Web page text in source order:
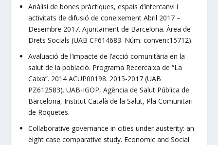
Anàlisi de bones pràctiques, espais d’intercanvi i
activitats de difusió de coneixement Abril 2017 –
Desembre 2017. Ajuntament de Barcelona. Àrea de
Drets Socials (UAB CF614683. Núm. conveni:15712).
Avaluació de l’impacte de l’acció comunitària en la
salut de la població. Programa Recercaixa de “La
Caixa”. 2014 ACUP00198. 2015-2017 (UAB
PZ612583). UAB-IGOP, Agència de Salut Pública de
Barcelona, Institut Català de la Salut, Pla Comunitari
de Roquetes.
Collaborative go­vernance in cities under austerity: an
eight case comparative study. Economic and Social